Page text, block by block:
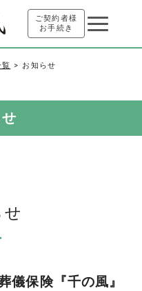
ご契約者様
お手続き
覧 お知らせ
せ
儀保険『千の風』